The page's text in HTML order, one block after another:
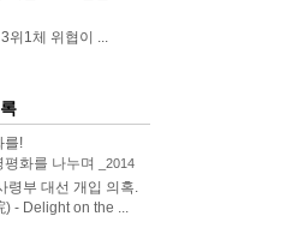
3위1체 위협이 ...
를!
화를 나누며
2014
령부 대선 개입 의혹.
) - Delight on the ...